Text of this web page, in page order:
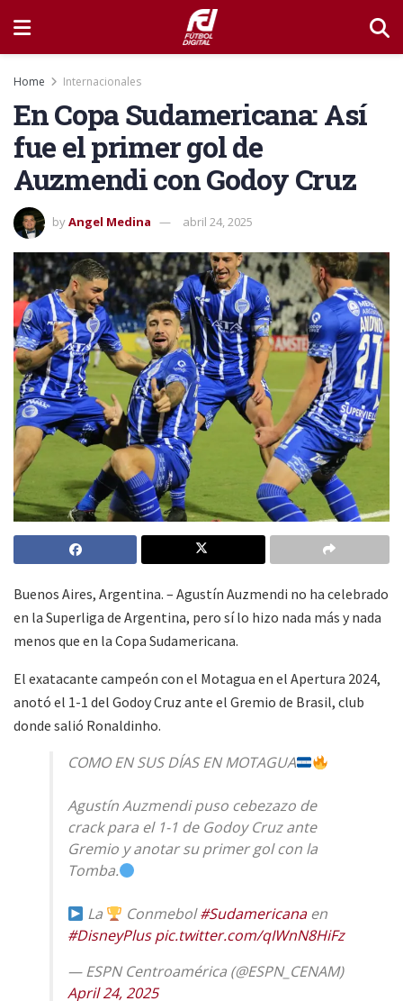
Home Internacionales
En Copa Sudamericana: Así
fue el primer gol de
Auzmendi con Godoy Cruz
byAngel Medina abril 24, 2025
Buenos Aires, Argentina. – Agustín Auzmendi no ha celebrado
en la Superliga de Argentina, pero sí lo hizo nada más y nada
menos que en la Copa Sudamericana.
El exatacante campeón con el Motagua en el Apertura 2024,
anotó el 1-1 del Godoy Cruz ante el Gremio de Brasil, club
donde salió Ronaldinho.
COMO EN SUS DÍAS EN MOTAGUA
Agustín Auzmendi puso cebezazo de
crack para el 1-1 de Godoy Cruz ante
Gremio y anotar su primer gol con la
Tomba.
La Conmebol#Sudamericanaen
#DisneyPlus pic.twitter.com/qIWnN8HiFz
— ESPN Centroamérica (@ESPN_CENAM)
April 24, 2025